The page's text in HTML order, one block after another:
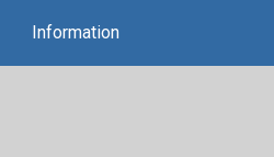
Information